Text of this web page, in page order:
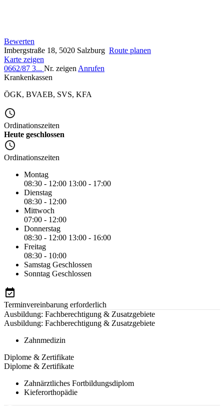
Bewerten
Imbergstraße 18, 5020 Salzburg Route planen
Karte zeigen
0662/87 3... Nr. zeigen Anrufen
Krankenkassen
ÖGK, BVAEB, SVS, KFA
Ordinationszeiten
Heute geschlossen
Ordinationszeiten
Montag
08:30 - 12:00 13:00 - 17:00
Dienstag
08:30 - 12:00
Mittwoch
07:00 - 12:00
Donnerstag
08:30 - 12:00 13:00 - 16:00
Freitag
08:30 - 10:00
Samstag Geschlossen
Sonntag Geschlossen
Terminvereinbarung erforderlich
Ausbildung: Fachberechtigung & Zusatzgebiete
Ausbildung: Fachberechtigung & Zusatzgebiete
Zahnmedizin
Diplome & Zertifikate
Diplome & Zertifikate
Zahnärztliches Fortbildungsdiplom
Kieferorthopädie